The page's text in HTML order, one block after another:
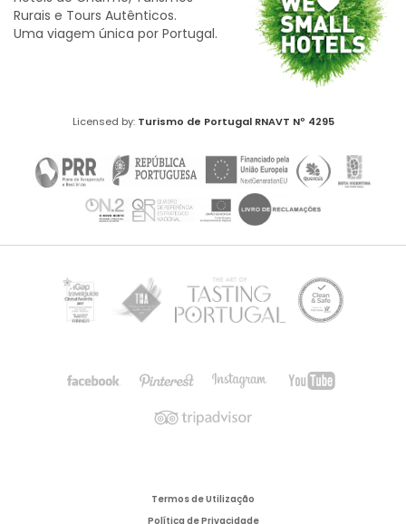
Rurais e Tours Autênticos.
Uma viagem única por Portugal.
Licensed by: Turismo de Portugal RNAVT Nº 4295
Termos de Utilização
Política de Privacidade